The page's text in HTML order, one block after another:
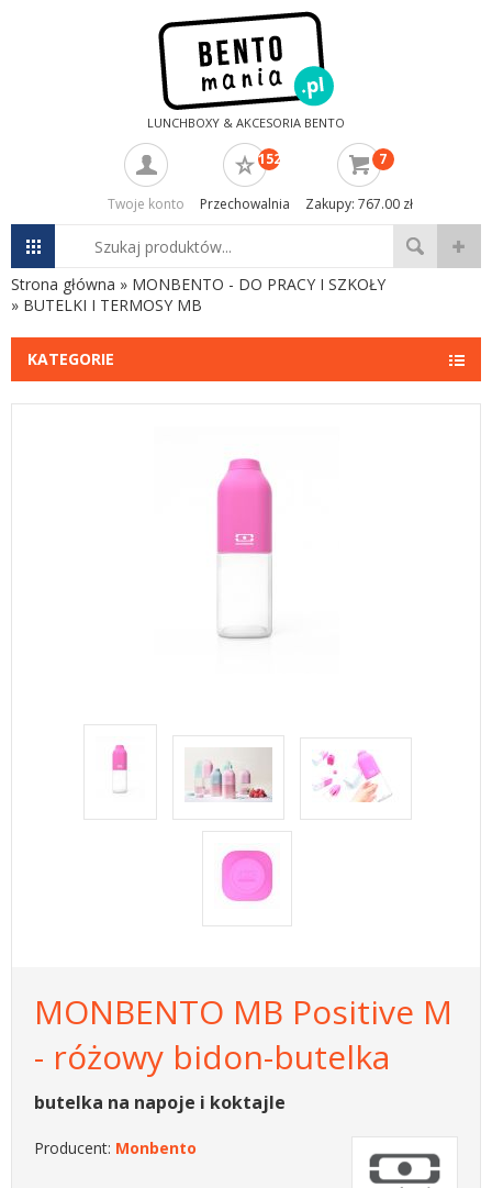
LUNCHBOXY & AKCESORIA BENTO
Twoje konto
152
Przechowalnia
7
Zakupy: 767.00 zł
Strona główna » MONBENTO - DO PRACY I SZKOŁY
» BUTELKI I TERMOSY MB
KATEGORIE
MONBENTO MB Positive M
- różowy bidon-butelka
butelka na napoje i koktajle
Producent: Monbento